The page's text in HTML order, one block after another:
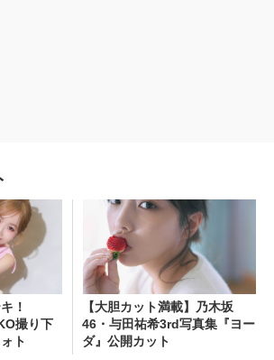
！
撮り下
ト
【大胆カット満載】乃木坂
46・与田祐希3rd写真集『ヨー
ダ』公開カット